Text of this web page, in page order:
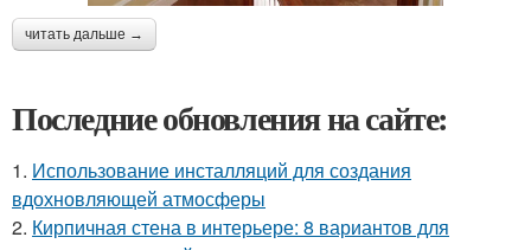
читать дальше →
Последние обновления на сайте:
1. Использование инсталляций для создания
вдохновляющей атмосферы
2. Кирпичная стена в интерьере: 8 вариантов для